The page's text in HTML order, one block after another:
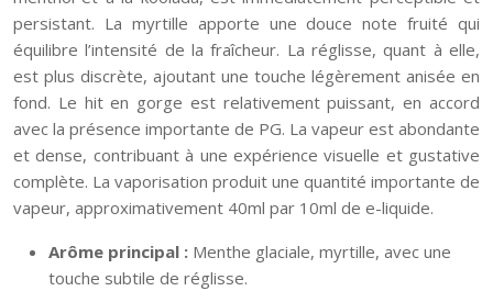
persistant. La myrtille apporte une douce note fruité qui
équilibre l’intensité de la fraîcheur. La réglisse, quant à elle,
est plus discrète, ajoutant une touche légèrement anisée en
fond. Le hit en gorge est relativement puissant, en accord
avec la présence importante de PG. La vapeur est abondante
et dense, contribuant à une expérience visuelle et gustative
complète. La vaporisation produit une quantité importante de
vapeur, approximativement 40ml par 10ml de e-liquide.
Arôme principal : Menthe glaciale, myrtille, avec une
touche subtile de réglisse.